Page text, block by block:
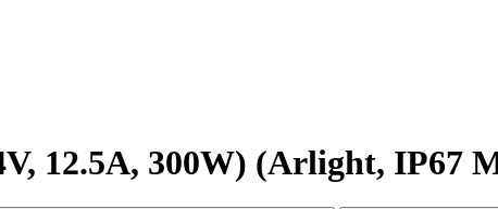
12.5A, 300W) (Arlight, IP67